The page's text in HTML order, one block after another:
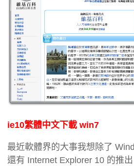
ie10繁體中文下載 win7
最近軟體界的大事我想除了
還有 Internet Explorer 10 的推